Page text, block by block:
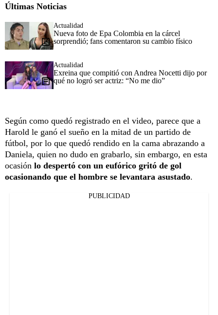
Últimas Noticias
Actualidad
Nueva foto de Epa Colombia en la cárcel
sorprendió; fans comentaron su cambio físico
Actualidad
Exreina que compitió con Andrea Nocetti dijo por
qué no logró ser actriz: “No me dio”
Según como quedó registrado en el video, parece que a
Harold le ganó el sueño en la mitad de un partido de
fútbol, por lo que quedó rendido en la cama abrazando a
Daniela, quien no dudo en grabarlo, sin embargo, en esta
ocasión lo despertó con un eufórico gritó de gol
ocasionando que el hombre se levantara asustado.
PUBLICIDAD